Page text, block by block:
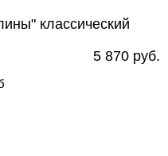
классический
5 870 руб.